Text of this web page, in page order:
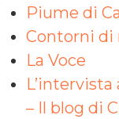
Piume di
Contorni di
La Voce
L’intervista
– Il blog di